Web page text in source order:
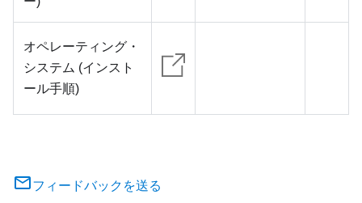
オペレーティング・
システム (インスト
ール手順)
フィードバックを送る